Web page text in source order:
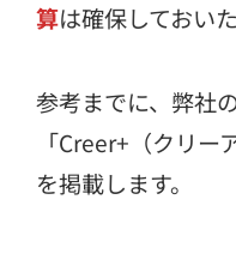
算は確保しておい
参考までに、弊社
「Creer+（クリ
を掲載します。